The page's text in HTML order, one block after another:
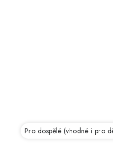
Pro dospělé (vhodné i pro